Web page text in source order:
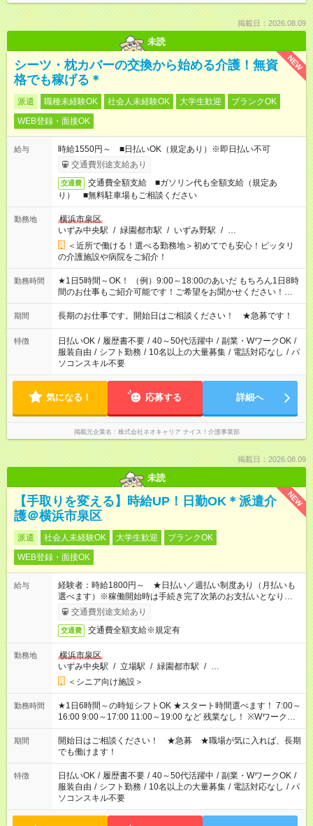
掲載日：2026.08.09
未読
NEW
シーツ・枕カバーの交換から始める介護！無資
格でも稼げる＊
派遣 職種未経験OK 社会人未経験OK 大学生歓迎
ブランクOK
WEB登録・面接OK
給与
時給1550円～ ■日払いOK（規定あり）※即日払い不可
交通費別途支給あり
交通費
交通費全額支給 ■ガソリン代も全額支給（規定あ
り） ■無料駐車場もご相談ください
勤務地
横浜市泉区
いずみ中央駅 / 緑園都市駅 / いずみ野駅 / …
＜近所で働ける！選べる勤務地＞初めてでも安心！ピッタリ
の介護施設や病院をご紹介！
勤務時間
★1日5時間～OK！ （例）9:00～18:00のあいだ もちろん1日8時
間のお仕事もご紹介可能です！ご希望をお聞かせください！★家
庭の都合でお休みが必要な場合も遠慮なくご相談ください。 ※
週最低15時間以上の勤務が必要です
期間 長期のお仕事です。開始日はご相談ください！ ★急募です！
特徴 日払いOK / 履歴書不要 / 40～50代活躍中 / 副業・WワークOK /
服装自由 / シフト勤務 / 10名以上の大量募集 / 電話対応なし / パ
ソコンスキル不要
気になる！ 応募する 詳細へ
掲載元企業名 株式会社ネオキャリア ナイス！介護事業部
掲載日：2026.08.09
未読
NEW
【手取りを変える】時給UP！日勤OK＊派遣介
護＠横浜市泉区
派遣 社会人未経験OK 大学生歓迎
ブランクOK
WEB登録・面接OK
給与
経験者：時給1800円～ ★日払い／週払い制度あり（月払いも
選べます）※稼働開始時は手続き完了次第のお支払いとなりま
す。交通費別途支給あり
交通費 交通費全額支給※規定有
勤務地
横浜市泉区
いずみ中央駅 / 立場駅 / 緑園都市駅 / …
＜シニア向け施設＞
勤務時間
★1日6時間～の時短シフトOK ★スタート時間選べます！ 7:00～
16:00 9:00～17:00 11:00～19:00 など 残業なし！ ※Wワークの
場合、他のお仕事と合わせ週40時間超の就業はご案内できませ
ん ※法令に基づき、週20時間以上勤務は社会保険への加入対象
となります ※労働者派遣法（日雇い派遣の原則禁止）により、
短時間・短期間の就業はご案内が難しい場合があります
期間
開始日はご相談ください！ ★急募 ★職場が気に入れば、長期
でも働けます！
特徴 日払いOK / 履歴書不要 / 40～50代活躍中 / 副業・WワークOK /
服装自由 / シフト勤務 / 10名以上の大量募集 / 電話対応なし / パ
ソコンスキル不要